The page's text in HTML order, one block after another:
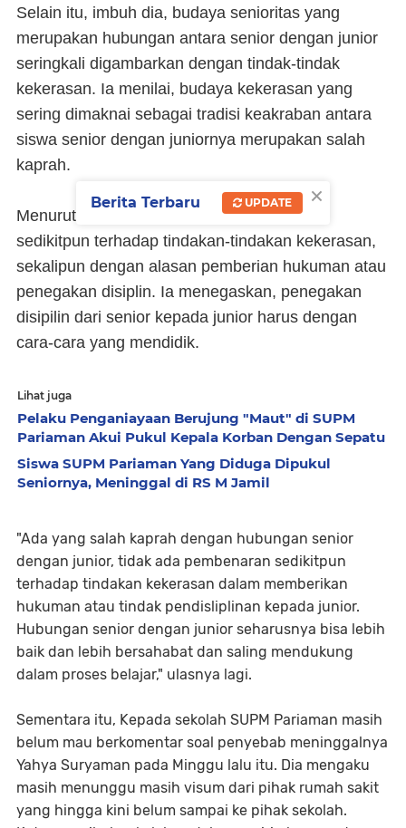
Selain itu, imbuh dia, budaya senioritas yang
merupakan hubungan antara senior dengan junior
seringkali digambarkan dengan tindak-tindak
kekerasan. Ia menilai, budaya kekerasan yang
sering dimaknai sebagai tradisi keakraban antara
siswa senior dengan juniornya merupakan salah
kaprah.
Menurut Gandung, tidak ada pembenaran
sedikitpun terhadap tindakan-tindakan kekerasan,
sekalipun dengan alasan pemberian hukuman atau
penegakan disiplin. Ia menegaskan, penegakan
disipilin dari senior kepada junior harus dengan
cara-cara yang mendidik.
Lihat juga
Pelaku Penganiayaan Berujung "Maut" di SUPM
Pariaman Akui Pukul Kepala Korban Dengan Sepatu
Siswa SUPM Pariaman Yang Diduga Dipukul
Seniornya, Meninggal di RS M Jamil
"Ada yang salah kaprah dengan hubungan senior
dengan junior, tidak ada pembenaran sedikitpun
terhadap tindakan kekerasan dalam memberikan
hukuman atau tindak pendisliplinan kepada junior.
Hubungan senior dengan junior seharusnya bisa lebih
baik dan lebih bersahabat dan saling mendukung
dalam proses belajar," ulasnya lagi.
Sementara itu, Kepada sekolah SUPM Pariaman masih
belum mau berkomentar soal penyebab meninggalnya
Yahya Suryaman pada Minggu lalu itu. Dia mengaku
masih menunggu masih visum dari pihak rumah sakit
yang hingga kini belum sampai ke pihak sekolah.
×
Berita Terbaru UPDATE